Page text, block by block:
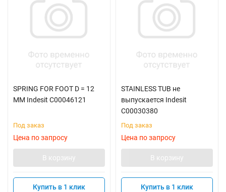
SPRING FOR FOOT D = 12
MM Indesit C00046121
Под заказ
Цена по запросу
В корзину
Купить в 1 клик
STAINLESS TUB не
выпускается Indesit
C00030380
Под заказ
Цена по запросу
В корзину
Купить в 1 клик